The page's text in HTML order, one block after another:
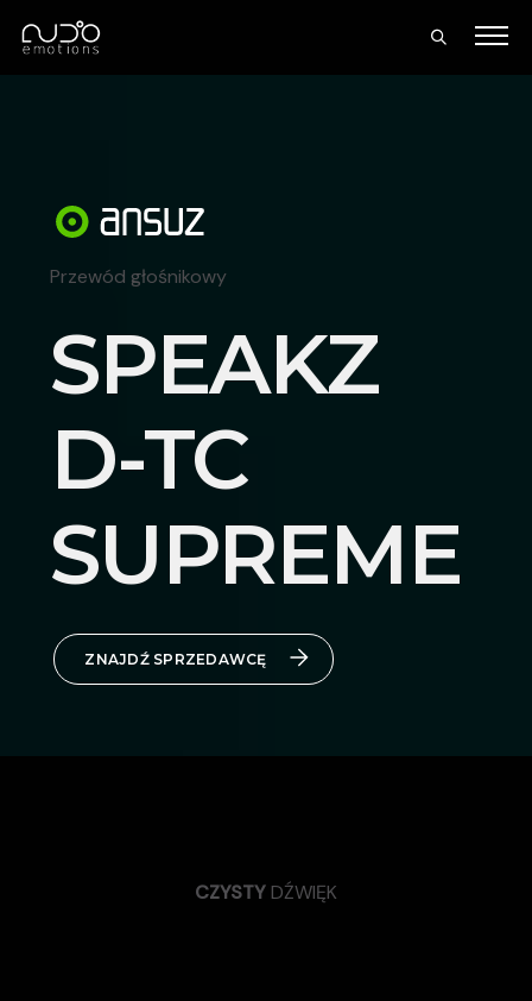
Przewód głośnikowy
SPEAKZ
D-TC
SUPREME
ZNAJDŹ SPRZEDAWCĘ
CZYSTY DŹWIĘK